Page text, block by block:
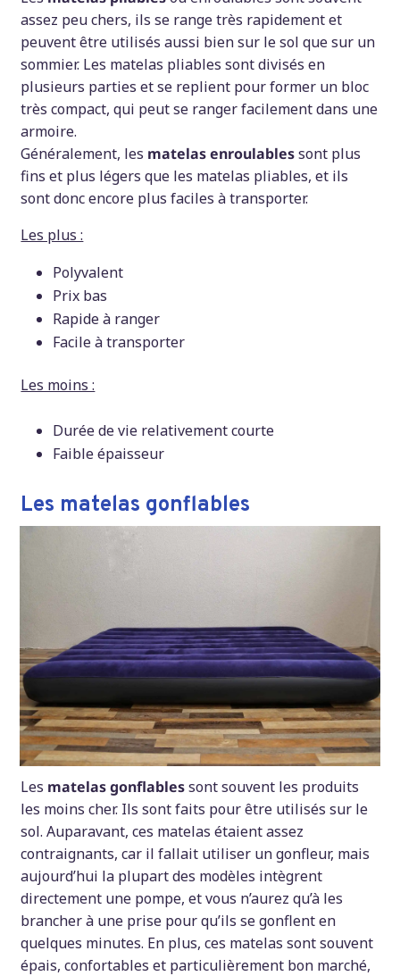
assez peu chers, ils se range très rapidement et
peuvent être utilisés aussi bien sur le sol que sur un
sommier. Les matelas pliables sont divisés en
plusieurs parties et se replient pour former un bloc
très compact, qui peut se ranger facilement dans une
armoire.
Généralement, les matelas enroulablessont plus
fins et plus légers que les matelas pliables, et ils
sont donc encore plus faciles à transporter.
Les plus :
Polyvalent
Prix bas
Rapide à ranger
Facile à transporter
Les moins :
Durée de vie relativement courte
Faible épaisseur
Les matelas gonflables
Les matelas gonflablessont souvent les produits
les moins cher. Ils sont faits pour être utilisés sur le
sol. Auparavant, ces matelas étaient assez
contraignants, car il fallait utiliser un gonfleur, mais
aujourd’hui la plupart des modèles intègrent
directement une pompe, et vous n’aurez qu’à les
brancher à une prise pour qu’ils se gonflent en
quelques minutes. En plus, ces matelas sont souvent
épais, confortables et particulièrement bon marché,